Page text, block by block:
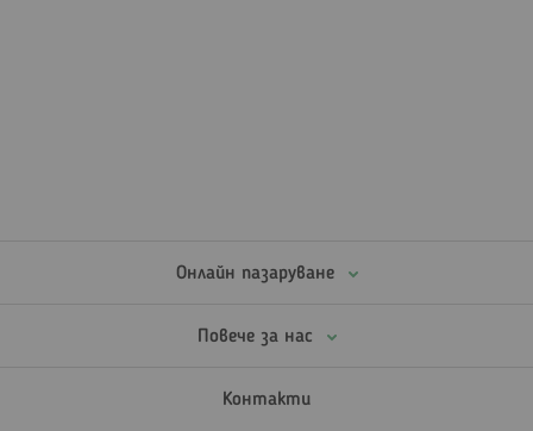
Онлайн пазаруване
Повече за нас
Контакти